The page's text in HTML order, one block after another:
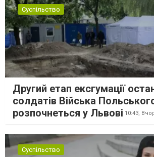
Суспільство
Другий етап ексгумації
солдатів Війська
розпочнеться у Львові 10:43,
Суспільство